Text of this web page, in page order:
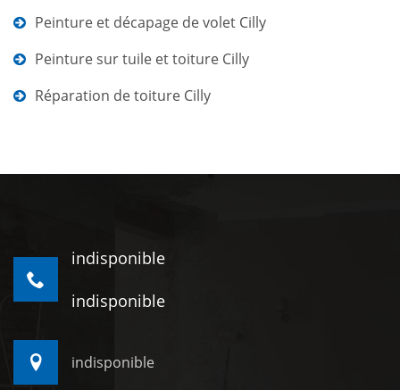
Peinture et décapage de volet Cilly
Peinture sur tuile et toiture Cilly
Réparation de toiture Cilly
indisponible
indisponible
indisponible